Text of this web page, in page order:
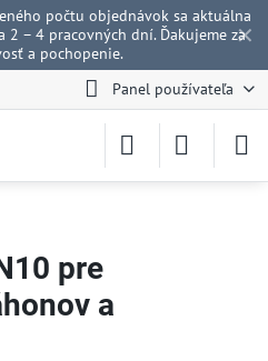
✕
počtu objednávok sa aktuálna
– 4 pracovných dní. Ďakujeme za
a pochopenie.
Panel používateľa
pre
a